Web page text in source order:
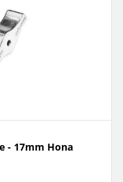
- 17mm Hona